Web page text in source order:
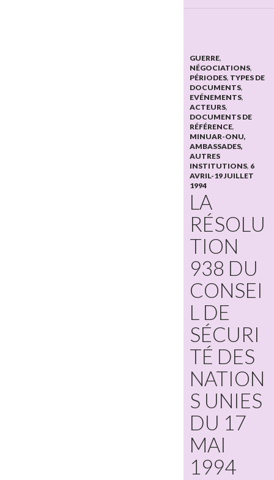
GUERRE,
NÉGOCIATIONS,
PÉRIODES, TYPES DE
DOCUMENTS,
EVÉNEMENTS,
ACTEURS,
DOCUMENTS DE
RÉFÉRENCE,
MINUAR-ONU,
AMBASSADES,
AUTRES
INSTITUTIONS, 6
AVRIL-19 JUILLET
1994
LA
RÉSOLU
TION
938 DU
CONSEI
L DE
SÉCURI
TÉ DES
NATION
S UNIES
DU 17
MAI
1994